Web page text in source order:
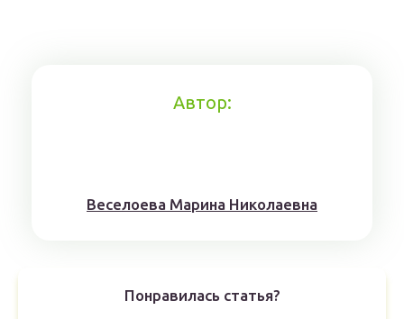
Автор:
Веселоева Марина Николаевна
Понравилась статья?